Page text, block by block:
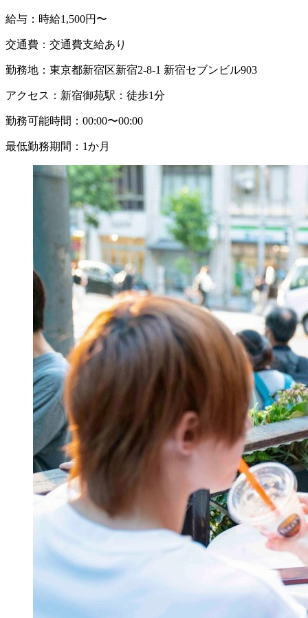
給与： 時給1,500円〜
交通費： 交通費支給あり
勤務地： 東京都新宿区新宿2-8-1 新宿セブンビル903
アクセス： 新宿御苑駅：徒歩1分
勤務可能時間： 00:00〜00:00
最低勤務期間： 1か月